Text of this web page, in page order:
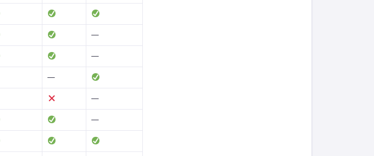
—
—
—
—
—